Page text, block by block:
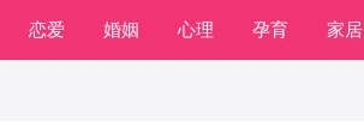
恋爱 婚姻 心理 孕育 家居